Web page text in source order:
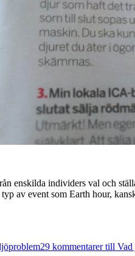
enskilda individers val och
av event som Earth hour,
29 kommentarertill Vad